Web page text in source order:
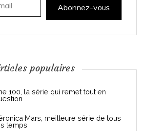
Abonnez-vous
populaires
100, la série qui remet tout en
Mars, meilleure série de tous
temps